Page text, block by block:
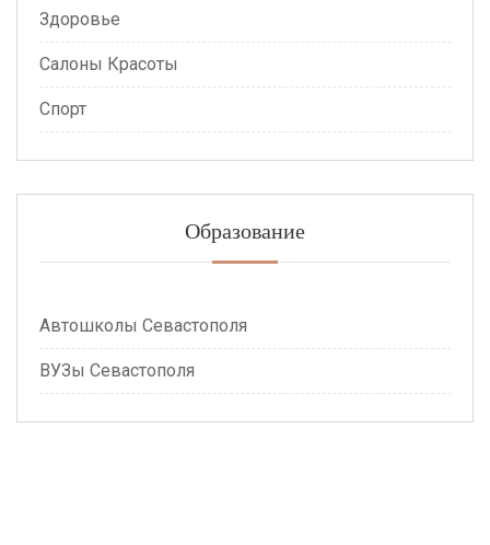
Здоровье
Салоны Красоты
Спорт
Образование
Автошколы Севастополя
ВУЗы Севастополя